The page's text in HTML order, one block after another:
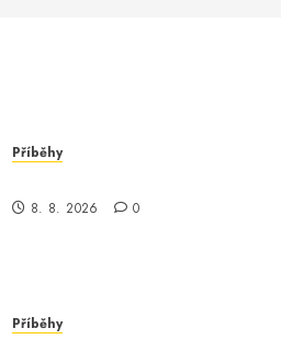
Příběhy
8. 8. 2026 0
Příběhy